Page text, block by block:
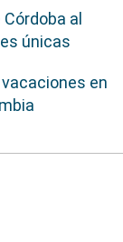
al
únicas
en